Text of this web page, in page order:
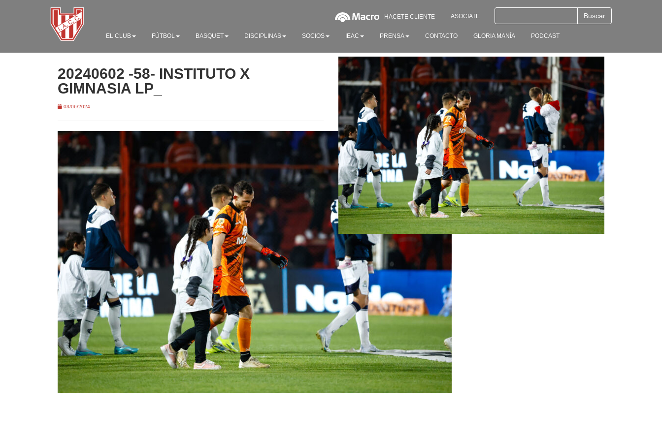
HACETE CLIENTE ASOCIATE
EL CLUB FÚTBOL BASQUET DISCIPLINAS SOCIOS IEAC PRENSA CONTACTO GLORIA MANÍA PODCAST
20240602 -58- INSTITUTO X
GIMNASIA LP_
03/06/2024